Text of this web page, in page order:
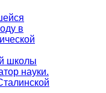
в
школы
науки.